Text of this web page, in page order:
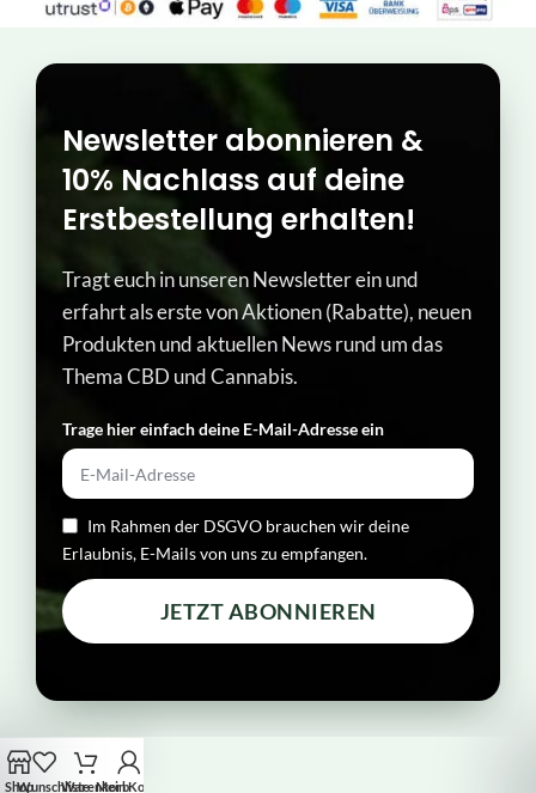
Newsletter abonnieren &
10% Nachlass auf deine
Erstbestellung erhalten!
Tragt euch in unseren Newsletter ein und
erfahrt als erste von Aktionen (Rabatte), neuen
Produkten und aktuellen News rund um das
Thema CBD und Cannabis.
Trage hier einfach deine E-Mail-Adresse ein​
Im Rahmen der DSGVO brauchen wir deine
Erlaubnis, E-Mails von uns zu empfangen.
JETZT ABONNIEREN
ShopWunschlisteWarenkorb
Mein Konto